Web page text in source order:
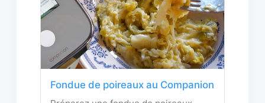
Fondue de poireaux au Companion